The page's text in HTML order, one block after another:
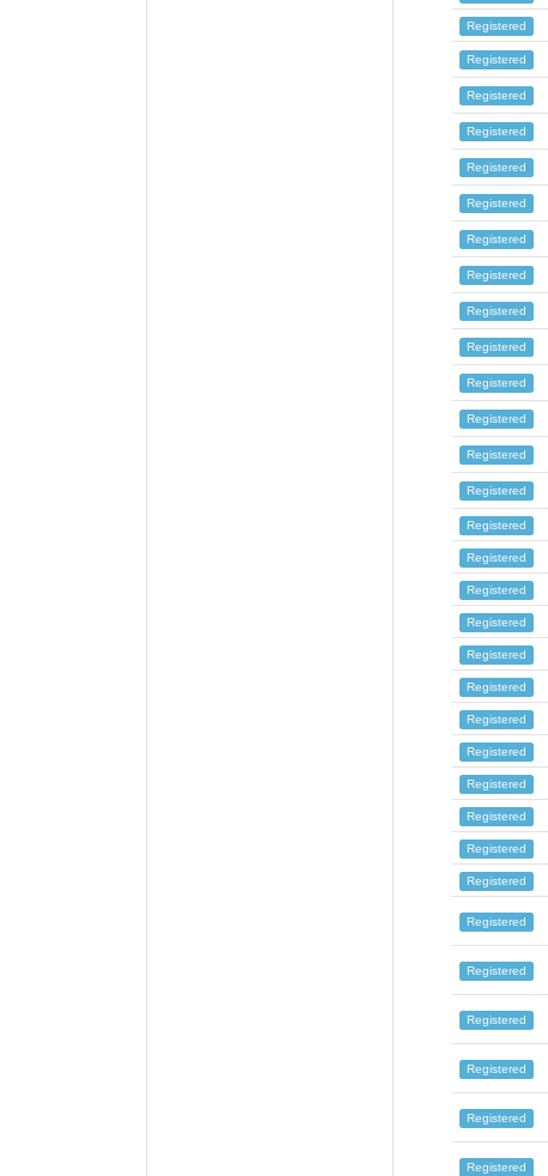
Registered
Registered
Registered
Registered
Registered
Registered
Registered
Registered
Registered
Registered
Registered
Registered
Registered
Registered
Registered
Registered
Registered
Registered
Registered
Registered
Registered
Registered
Registered
Registered
Registered
Registered
Registered
Registered
Registered
Registered
Registered
Registered